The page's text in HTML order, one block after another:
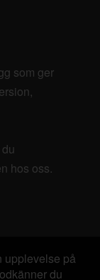
som ger
hos oss.
upplevelse på
du